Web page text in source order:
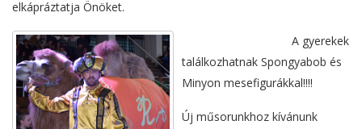
elkápráztatja Önöket.
A gyerekek
találkozhatnak Spongyabob és
Minyon mesefigurákkal!!!!
Új műsorunkhoz kívánunk